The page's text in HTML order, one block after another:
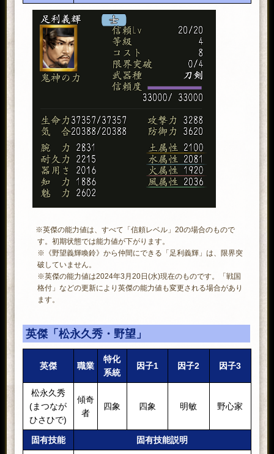
※英傑の能力値は、すべて「信頼レベル」20の場合のもので
す。初期状態では能力値が下がります。
※《野望義輝喚鈴》から仲間にできる「足利義輝」は、限界突
破していません。
※英傑の能力値は2024年3月20日(水)現在のものです。「戦国
格付」などの更新により英傑の能力値も変更される場合があり
ます。
英傑「松永久秀・野望」
英傑 職業
特化
系統
因子1 因子2 因子3
松永久秀
(まつなが
ひさひで)
傾奇
者
四象 四象 明敏 野心家
固有技能 固有技能説明